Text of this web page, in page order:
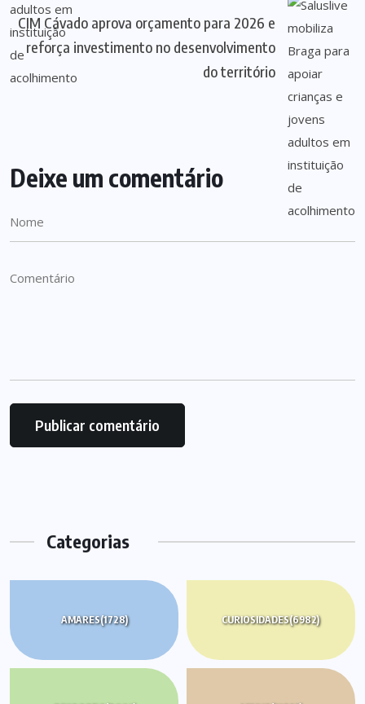
CIM Cávado aprova orçamento para 2026 e
reforça investimento no desenvolvimento
do território
Deixe um comentário
Categorias
AMARES(1728) CURIOSIDADES(6982)